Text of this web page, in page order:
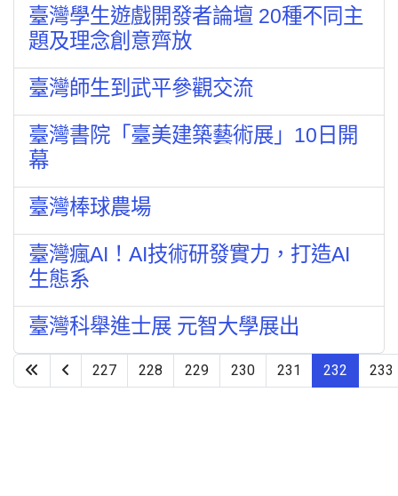
臺灣學生遊戲開發者論壇 20種不同主
題及理念創意齊放
臺灣師生到武平參觀交流
臺灣書院「臺美建築藝術展」10日開
幕
臺灣棒球農場
臺灣瘋AI！AI技術研發實力，打造AI
生態系
臺灣科舉進士展 元智大學展出
第 232 頁，共 253 頁
227 228 229 230 231 232 233